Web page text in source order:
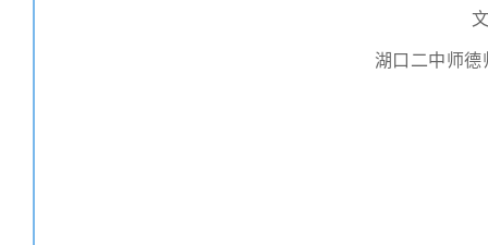
湖口二中师德